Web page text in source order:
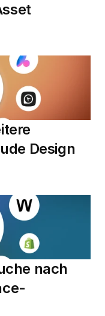
Design
nach